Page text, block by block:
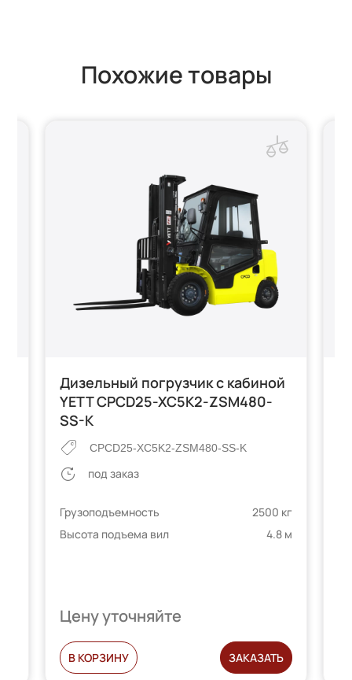
Похожие товары
Дизельный погрузчик с кабиной
YETT CPCD25-XC5K2-ZSM480-
SS-K
CPCD25-XC5K2-ZSM480-SS-K
под заказ
Грузоподъемность
2500 кг
Высота подъема вил
4.8 м
Цену уточняйте
В КОРЗИНУ ЗАКАЗАТЬ